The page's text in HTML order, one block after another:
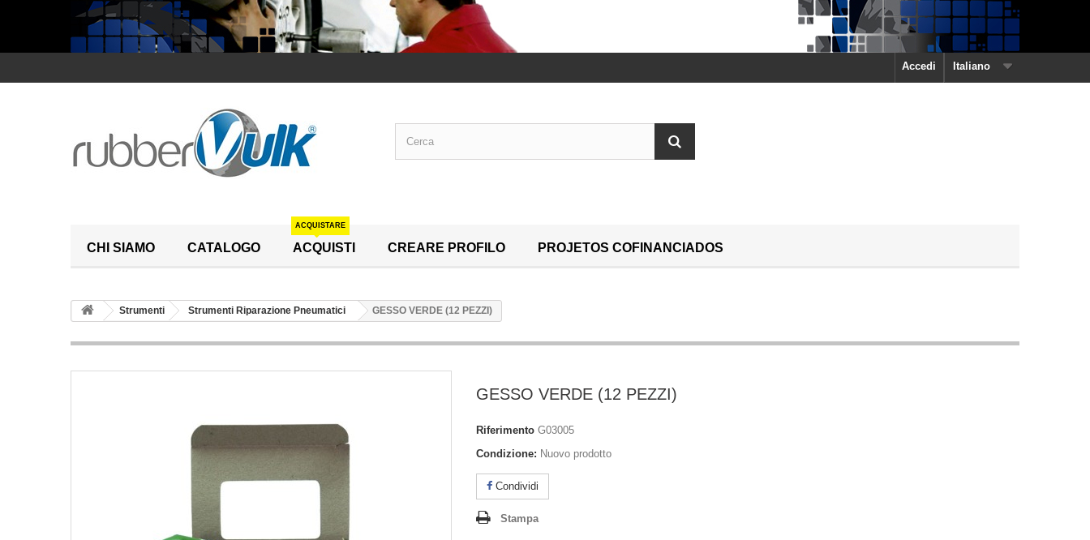
Italiano
Accedi
CHI SIAMO CATALOGO ACQUISTI
ACQUISTARE
CREARE PROFILO PROJETOS COFINANCIADOS
Strumenti Strumenti Riparazione Pneumatici GESSO VERDE (12 PEZZI)
GESSO VERDE (12 PEZZI)
Riferimento G03005
Condizione: Nuovo prodotto
Condividi
Stampa